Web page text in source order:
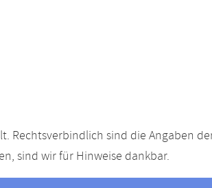
Rechtsverbindlich sind die Angaben
sind wir für Hinweise dankbar.